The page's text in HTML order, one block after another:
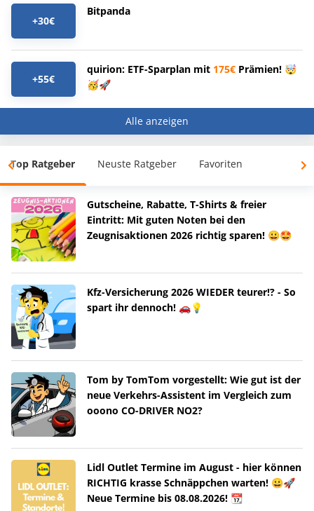
+30€
Bitpanda
+55€
quirion: ETF-Sparplan mit 175€ Prämien! 🤯
🥳🚀
Alle anzeigen
Top Ratgeber Neuste Ratgeber Favoriten
Gutscheine, Rabatte, T-Shirts & freier
Eintritt: Mit guten Noten bei den
Zeugnisaktionen 2026 richtig sparen! 😀🤩
Kfz-Versicherung 2026 WIEDER teurer!? - So
spart ihr dennoch! 🚗💡
Tom by TomTom vorgestellt: Wie gut ist der
neue Verkehrs-Assistent im Vergleich zum
ooono CO-DRIVER NO2?
Lidl Outlet Termine im August - hier können
RICHTIG krasse Schnäppchen warten! 😀🚀
Neue Termine bis 08.08.2026! 📆